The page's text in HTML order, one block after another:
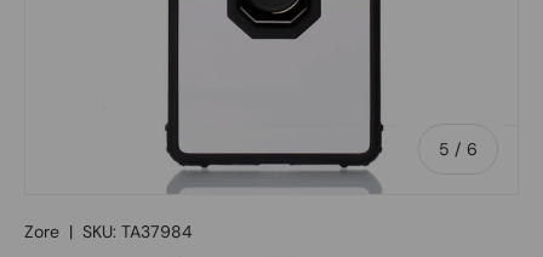
5 / of
6
Zore | SKU: TA37984